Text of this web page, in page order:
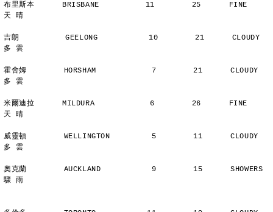
布里斯本      BRISBANE          11        25      FINE
天 晴
吉朗          GEELONG           10        21      CLOUDY
多 雲
霍舍姆        HORSHAM            7        21      CLOUDY
多 雲
米爾迪拉      MILDURA            6        26      FINE
天 晴
威靈頓        WELLINGTON         5        11      CLOUDY
多 雲
奧克蘭        AUCKLAND           9        15      SHOWERS
驟 雨